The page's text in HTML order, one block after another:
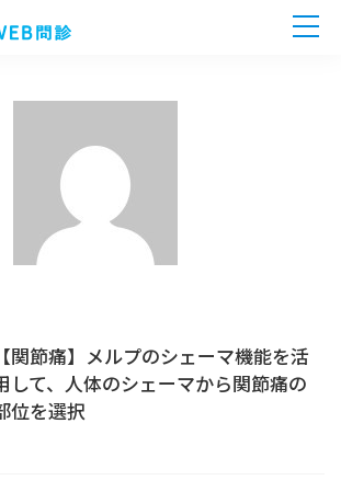
【関節痛】メルプのシェーマ機能を活
して、人体のシェーマから関節痛の
位を選択